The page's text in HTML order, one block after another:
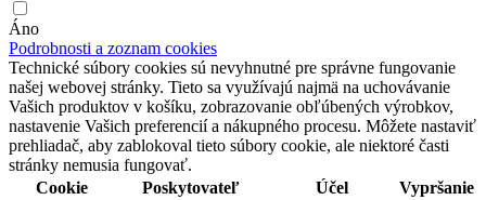
Áno
Podrobnosti a zoznam cookies
Technické súbory cookies sú nevyhnutné pre správne fungovanie
našej webovej stránky. Tieto sa využívajú najmä na uchovávanie
Vašich produktov v košíku, zobrazovanie obľúbených výrobkov,
nastavenie Vašich preferencií a nákupného procesu. Môžete nastaviť
prehliadač, aby zablokoval tieto súbory cookie, ale niektoré časti
stránky nemusia fungovať.
Cookie
Poskytovateľ Účel Vypršanie